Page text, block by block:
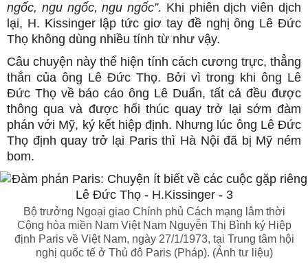
ngốc, ngu ngốc, ngu ngốc”. Khi phiên dịch viên dịch
lại, H. Kissinger lập tức giơ tay đề nghị ông Lê Đức
Thọ không dùng nhiều tính từ như vậy.
Câu chuyện này thể hiện tính cách cương trực, thẳng
thắn của ông Lê Đức Thọ. Bởi vì trong khi ông Lê
Đức Thọ về báo cáo ông Lê Duẩn, tất cả đều được
thông qua và được hối thúc quay trở lại sớm đàm
phán với Mỹ, ký kết hiệp định. Nhưng lúc ông Lê Đức
Thọ định quay trở lại Paris thì Hà Nội đã bị Mỹ ném
bom.
Bộ trưởng Ngoại giao Chính phủ Cách mạng lâm thời
Cộng hòa miền Nam Việt Nam Nguyễn Thị Bình ký Hiệp
định Paris về Việt Nam, ngày 27/1/1973, tại Trung tâm hội
nghị quốc tế ở Thủ đô Paris (Pháp). (Ảnh tư liệu)